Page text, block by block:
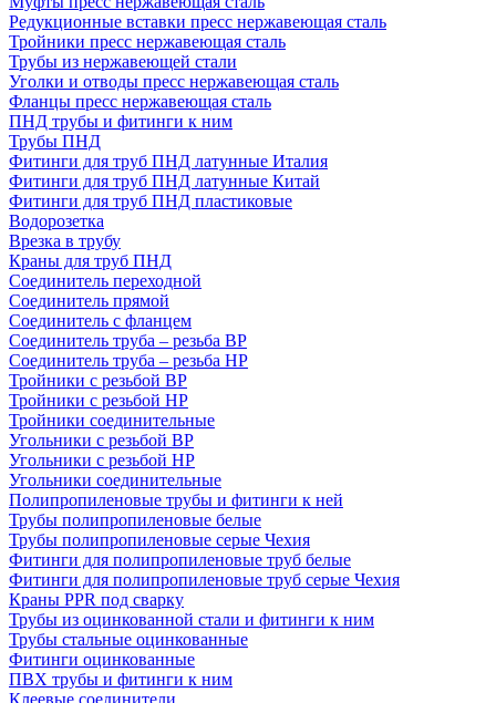
Редукционные вставки пресс нержавеющая сталь
Тройники пресс нержавеющая сталь
Трубы из нержавеющей стали
Уголки и отводы пресс нержавеющая сталь
Фланцы пресс нержавеющая сталь
ПНД трубы и фитинги к ним
Трубы ПНД
Фитинги для труб ПНД латунные Италия
Фитинги для труб ПНД латунные Китай
Фитинги для труб ПНД пластиковые
Водорозетка
Врезка в трубу
Краны для труб ПНД
Соединитель переходной
Соединитель прямой
Соединитель с фланцем
Соединитель труба – резьба ВР
Соединитель труба – резьба НР
Тройники с резьбой ВР
Тройники с резьбой НР
Тройники соединительные
Угольники с резьбой ВР
Угольники с резьбой НР
Угольники соединительные
Полипропиленовые трубы и фитинги к ней
Трубы полипропиленовые белые
Трубы полипропиленовые серые Чехия
Фитинги для полипропиленовые труб белые
Фитинги для полипропиленовые труб серые Чехия
Краны PPR под сварку
Трубы из оцинкованной стали и фитинги к ним
Трубы стальные оцинкованные
Фитинги оцинкованные
ПВХ трубы и фитинги к ним
Клеевые соединители